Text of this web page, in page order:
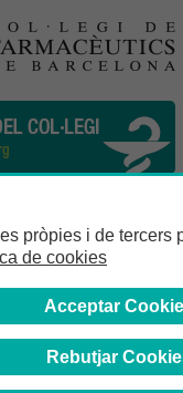
Farmacèutics de la
pròpies i de tercers
de cookies
Acceptar
Rebutjar